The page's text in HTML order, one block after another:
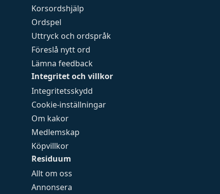
Korsordshjälp
Ordspel
Uttryck och ordspråk
Föreslå nytt ord
Lämna feedback
Integritet och villkor
Integritetsskydd
Cookie-inställningar
Om kakor
Medlemskap
Köpvillkor
Residuum
Allt om oss
Annonsera